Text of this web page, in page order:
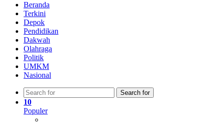
Beranda
Terkini
Depok
Pendidikan
Dakwah
Olahraga
Politik
UMKM
Nasional
Search for
10
Populer